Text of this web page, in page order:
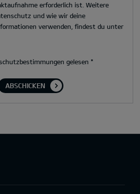
erforderlich ist. Weitere
und wie wir deine
verwenden, findest du unter
gelesen *
ABSCHICKEN